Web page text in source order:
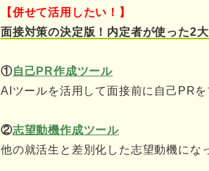
②商社を中心に受けてい
④金融を中心に受けてい
⑤サービスを中心に受け
⑥マスコミを中心に受け
【併せて活用したい！】
面接対策の決定版！内定者が使った2
①自己PR作成ツール
AIツールを活用して面接前に自己PR
②志望動機作成ツール
他の就活生と差別化した志望動機にな